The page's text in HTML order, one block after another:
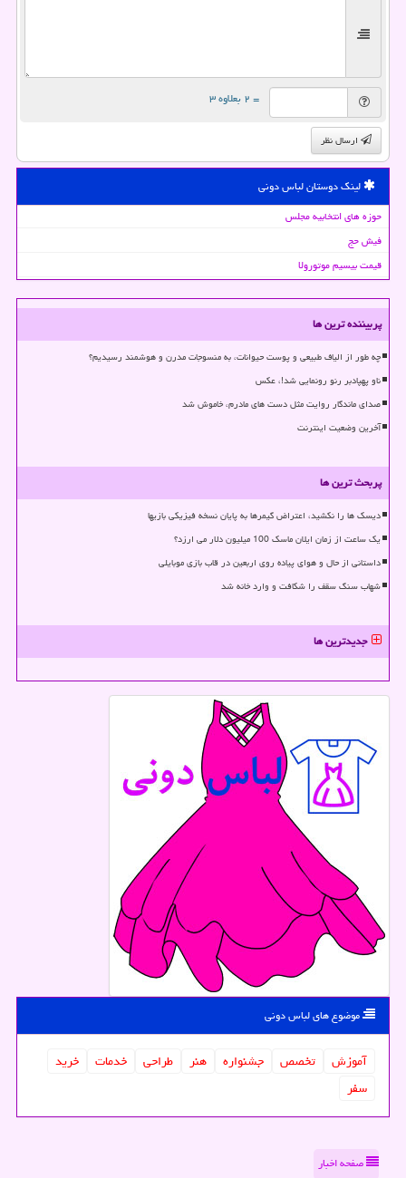
= ۲ بعلاوه ۳
ارسال نظر
لینک دوستان لباس دونی
حوزه های انتخابیه مجلس
فیش حج
قیمت بیسیم موتورولا
پربیننده ترین ها
چه طور از الیاف طبیعی و پوست حیوانات، به منسوجات مدرن و هوشمند رسیدیم؟
ناو پهپادبر رنو رونمایی شد!، عکس
صدای ماندگار روایت مثل دست های مادرم، خاموش شد
آخرین وضعیت اینترنت
پربحث ترین ها
دیسک ها را نکشید، اعتراض گیمرها به پایان نسخه فیزیکی بازیها
یک ساعت از زمان ایلان ماسک 100 میلیون دلار می ارزد؟
داستانی از حال و هوای پیاده روی اربعین در قاب بازی موبایلی
شهاب سنگ سقف را شکافت و وارد خانه شد
جدیدترین ها
موضوع های لباس دونی
آموزش تخصص جشنواره هنر طراحی خدمات
خرید
سفر
صفحه اخبار